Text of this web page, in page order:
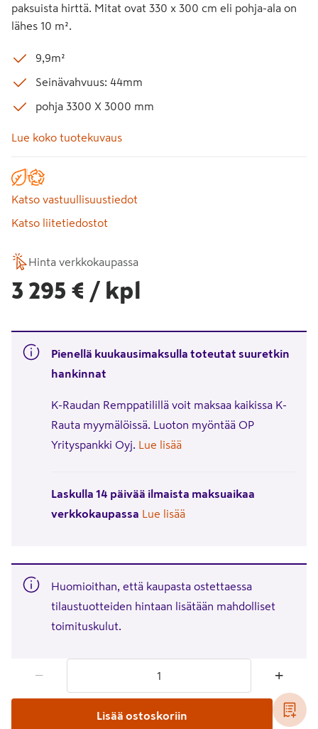
paksuista hirttä. Mitat ovat 330 x 300 cm eli pohja-ala on
lähes 10 m².
9,9m²
Seinävahvuus: 44mm
pohja 3300 X 3000 mm
Lue koko tuotekuvaus
Katso vastuullisuustiedot
Katso liitetiedostot
Hinta verkkokaupassa
3295€/kpl
3 295 € / kpl
Pienellä kuukausimaksulla toteutat suuretkin
hankinnat
K-Raudan Remppatilillä voit maksaa kaikissa K-
Rauta myymälöissä. Luoton myöntää OP
Yrityspankki Oyj. Lue lisää
Laskulla 14 päivää ilmaista maksuaikaa
verkkokaupassa Lue lisää
Huomioithan, että kaupasta ostettaessa
tilaustuotteiden hintaan lisätään mahdolliset
toimituskulut.
− +
Lisää ostoskoriin